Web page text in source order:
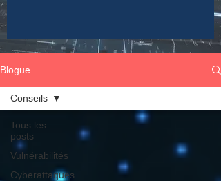
Blogue
Tous les
posts
Vulnérabilités
Cyberattaques
Conseils